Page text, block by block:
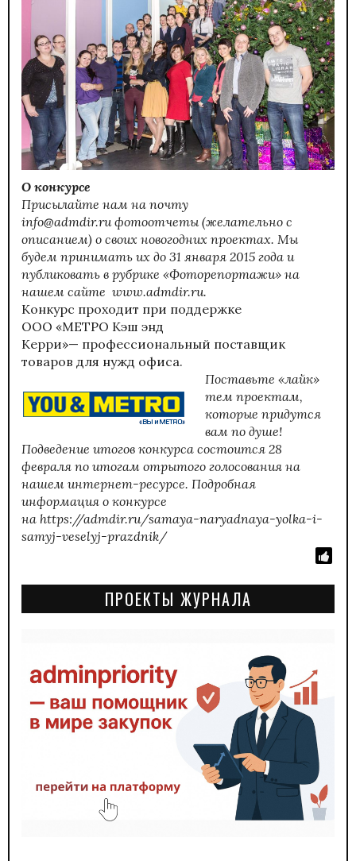
О конкурсе
Присылайте нам на почту
info@admdir.ruфотоотчеты (желательно с
описанием) о своих новогодних проектах. Мы
будем принимать их до 31 января 2015 года и
публиковать в рубрике «Фоторепортажи» на
нашем сайте www.admdir.ru.
Конкурс проходит при поддержке
ООО «МЕТРО Кэш энд
Керри»— профессиональный поставщик
товаров для нужд офиса.
Поставьте «лайк»
тем проектам,
которые придутся
вам по душе!
Подведение итогов конкурса состоится 28
февраля по итогам отрытого голосования на
нашем интернет-ресурсе. Подробная
информация о конкурсе
на https://admdir.ru/samaya-naryadnaya-yolka-i-
samyj-veselyj-prazdnik/
ПРОЕКТЫ ЖУРНАЛА